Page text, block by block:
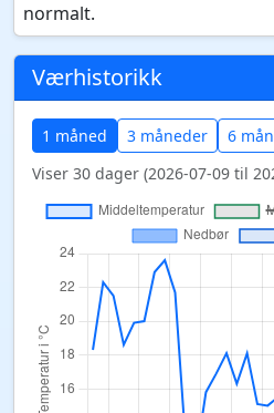
normalt.
Værhistorikk
1 måned 3 måneder 6
Viser 30 dager (2026-07-09 til